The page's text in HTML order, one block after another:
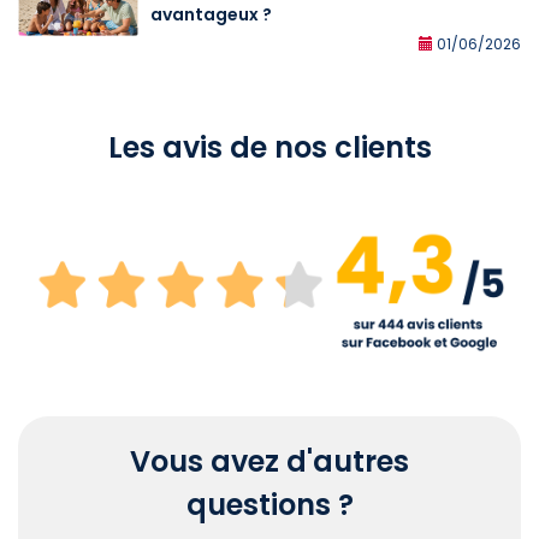
avantageux ?
01/06/2026
Les avis de nos clients
Vous avez d'autres
questions ?